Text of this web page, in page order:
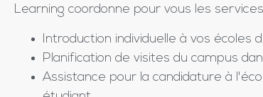
Learning coordonne pour vous les
Introduction individuelle à vos écoles
Planification de visites du campus
Assistance pour la candidature à